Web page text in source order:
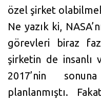
özel şirket
Ne yazık ki,
görevleri biraz
şirketin de insanlı
2017’nin
planlanmıştı.